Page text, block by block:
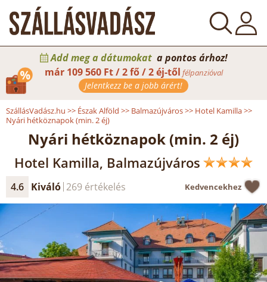
Add meg a dátumokat a pontos árhoz!
már 109 560 Ft / 2 fő / 2 éj-től félpanzióval
Jelentkezz be a jobb árért!
SzállásVadász.hu >> Észak Alföld >> Balmazújváros>> Hotel Kamilla>>
Nyári hétköznapok (min. 2 éj)
Nyári hétköznapok (min. 2 éj)
Hotel Kamilla, Balmazújváros
4.6 Kiváló 269 értékelés Kedvencekhez